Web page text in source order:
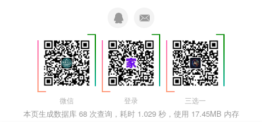
微信 登录 三选一
本页生成数据库 68 次查询，耗时 1.029 秒，使用 17.45MB 内存